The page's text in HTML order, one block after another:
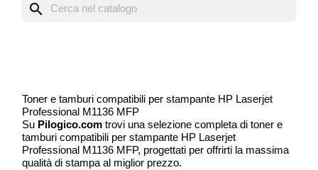
search
Toner e tamburi compatibili per stampante HP Laserjet
Professional M1136 MFP
Su Pilogico.com trovi una selezione completa di toner e
tamburi compatibili per stampante HP Laserjet
Professional M1136 MFP, progettati per offrirti la massima
qualità di stampa al miglior prezzo.